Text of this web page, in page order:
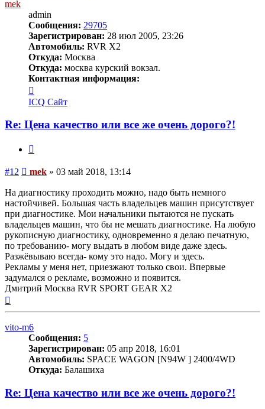
mek
admin
Сообщения: 29705
Зарегистрирован: 28 июл 2005, 23:26
Автомобиль: RVR X2
Откуда: Москва
Откуда: москва курский вокзал.
Контактная информация:
информация
пользователя
ICQ Сайт
Re: Цена качество или все же очень дорого?!
#12 Сообщение
mek » 03 май 2018, 13:14
На диагностику проходить можно, надо быть немного
настойчивей. Большая часть владельцев машин присутствует
при диагностике. Мои начальники пытаются не пускать
владельцев машин, что бы не мешать диагностике. На любую
рукописную диагностику, одновременно я делаю печатную,
по требованию- могу выдать в любом виде даже здесь.
Разжёвываю всегда- кому это надо. Могу и здесь.
Рекламы у меня нет, приезжают только свои. Впервые
задумался о рекламе, возможно и появится.
Дмитрий Москва RVR SPORT GEAR X2
vito-m6
Сообщения: 5
Зарегистрирован: 05 апр 2018, 16:01
Автомобиль: SPACE WAGON [N94W ] 2400/4WD
Откуда: Балашиха
Re: Цена качество или все же очень дорого?!